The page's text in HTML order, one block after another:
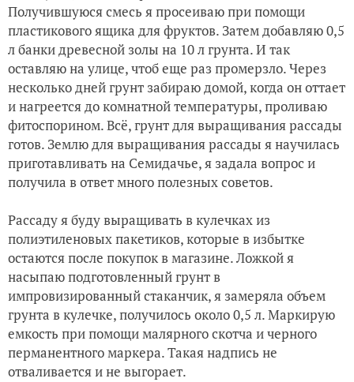
Получившуюся смесь я просеиваю при помощи
пластикового ящика для фруктов. Затем добавляю 0,5
л банки древесной золы на 10 л грунта. И так
оставляю на улице, чтоб еще раз промерзло. Через
несколько дней грунт забираю домой, когда он оттает
и нагреется до комнатной температуры, проливаю
фитоспорином. Всё, грунт для выращивания рассады
готов. Землю для выращивания рассады я научилась
приготавливать на Семидачье, я задала вопрос и
получила в ответ много полезных советов.
Рассаду я буду выращивать в кулечках из
полиэтиленовых пакетиков, которые в избытке
остаются после покупок в магазине. Ложкой я
насыпаю подготовленный грунт в
импровизированный стаканчик, я замеряла объем
грунта в кулечке, получилось около 0,5 л. Маркирую
емкость при помощи малярного скотча и черного
перманентного маркера. Такая надпись не
отваливается и не выгорает.